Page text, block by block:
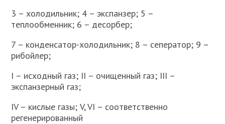
3 – холодильник; 4 – экспанзер; 5 –
теплообменник; 6 – десорбер;
7 – конденсатор-холодильник; 8 – сеператор; 9 –
рибойлер;
I – исходный газ; II – очищенный газ; III –
экспанзерный газ;
IV – кислые газы; V, VI – соответственно
регенерированный